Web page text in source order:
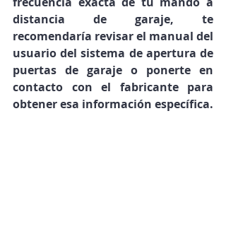
distancia de garaje, te
recomendaría revisar el manual del
usuario del sistema de apertura de
puertas de garaje o ponerte en
contacto con el fabricante para
obtener esa información específica.